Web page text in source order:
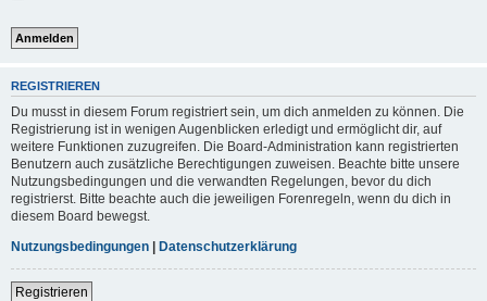
REGISTRIEREN
Du musst in diesem Forum registriert sein, um dich anmelden zu können. Die
Registrierung ist in wenigen Augenblicken erledigt und ermöglicht dir, auf
weitere Funktionen zuzugreifen. Die Board-Administration kann registrierten
Benutzern auch zusätzliche Berechtigungen zuweisen. Beachte bitte unsere
Nutzungsbedingungen und die verwandten Regelungen, bevor du dich
registrierst. Bitte beachte auch die jeweiligen Forenregeln, wenn du dich in
diesem Board bewegst.
Nutzungsbedingungen | Datenschutzerklärung
Registrieren